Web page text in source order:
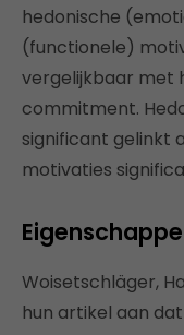
hedonische
(functionele)
vergelijkbaar met
commitment.
significant gelinkt
motivaties
Woisetschläger,
hun artikel aan